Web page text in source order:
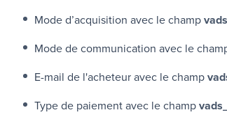
Mode d’acquisition avec le champ
Mode de communication avec le
E-mail de l'acheteur avec le champ
Type de paiement avec le champ